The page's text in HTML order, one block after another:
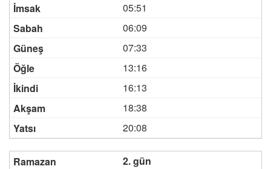
05:51
06:09
07:33
13:16
16:13
18:38
20:08
2. gün